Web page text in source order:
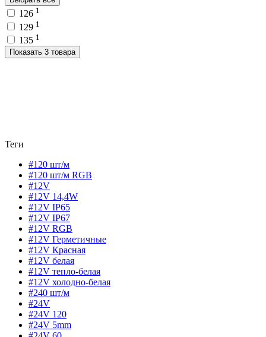
126 1
129 1
135 1
Показать 3 товара
Теги
#120 шт/м
#120 шт/м RGB
#12V
#12V 14,4W
#12V IP65
#12V IP67
#12V RGB
#12V Герметичные
#12V Красная
#12V белая
#12V тепло-белая
#12V холодно-белая
#240 шт/м
#24V
#24V 120
#24V 5mm